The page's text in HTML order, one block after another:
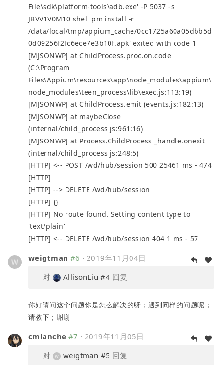
File\sdk\platform-tools\adb.exe' -P 5037 -s
JBVV1V0M10 shell pm install -r
/data/local/tmp/appium_cache/0cc1725a60a05dbb5d
0d09256f2fc6ece7e3b10f.apk' exited with code 1
[MJSONWP] at ChildProcess.proc.on.code
(C:\Program
Files\Appium\resources\app\node_modules\appium\
node_modules\teen_process\lib\exec.js:113:19)
[MJSONWP] at ChildProcess.emit (events.js:182:13)
[MJSONWP] at maybeClose
(internal/child_process.js:961:16)
[MJSONWP] at Process.ChildProcess._handle.onexit
(internal/child_process.js:248:5)
[HTTP] <-- POST /wd/hub/session 500 25461 ms - 474
[HTTP]
[HTTP] --> DELETE /wd/hub/session
[HTTP] {}
[HTTP] No route found. Setting content type to
'text/plain'
[HTTP] <-- DELETE /wd/hub/session 404 1 ms - 57
weigtman #6 · 2019年11月04日
对
AllisonLiu #4 回复
你好请问这个问题你是怎么解决的呀；遇到同样的问题呢；
请教下；谢谢
cmlanche #7 · 2019年11月05日
对
weigtman #5 回复